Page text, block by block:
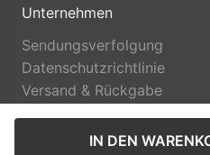
IN DEN
Unternehmen
Sendungsverfolgung
Datenschutzrichtlinie
Versand & Rückgabe